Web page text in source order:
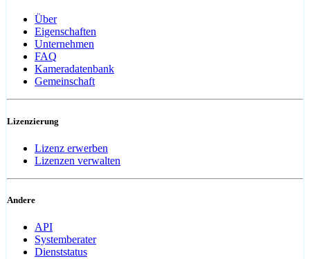
Über
Eigenschaften
Unternehmen
FAQ
Kameradatenbank
Gemeinschaft
Lizenzierung
Lizenz erwerben
Lizenzen verwalten
Andere
API
Systemberater
Dienststatus